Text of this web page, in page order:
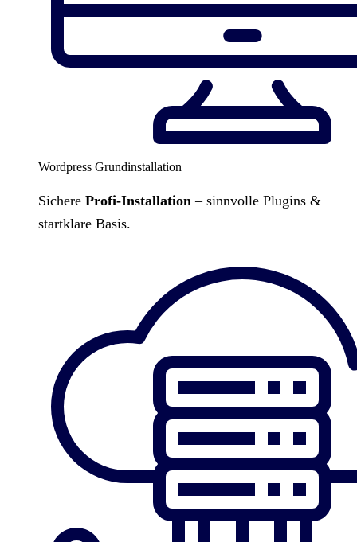
Wordpress Grundinstallation
Sichere Profi-Installation – sinnvolle Plugins &
startklare Basis.